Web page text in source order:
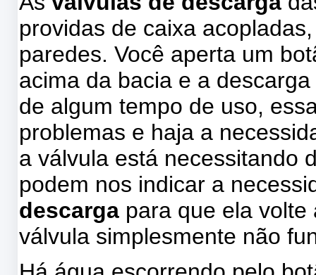
providas de caixa
paredes. Você aperta um
acima da bacia e a
de algum tempo de uso,
problemas e haja a
a válvula está necessitando
podem nos indicar a
descarga para que ela volte
válvula simplesmente não